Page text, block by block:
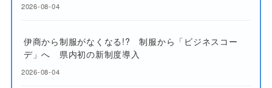
2026-08-04
伊商から制服がなくなる!? 制服から「ビジネスコー
デ」へ 県内初の新制度導入
2026-08-04